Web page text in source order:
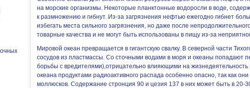
на морские организмы. Некоторые планктонные водоросли в воде,
к размножению и гибнут. Из-за загрязнения нефтью ежегодно гибнет
избегать места сильного загрязнения, но даже после
товарные качества и не могут быть использованы в пищу из-за
Мировой океан превращается в гигантскую свалку. В северной части
сосудов из пластмассы. Со сточными водами в моря и океаны попадают
борьбы с вредителями),отрицательно влияющими на жизнедеятельность
океана продуктами радиоактивного распада особенно опасно, так как
моллюсков. Содержание стронция 90 и цезия 137 в них может быть в 20-